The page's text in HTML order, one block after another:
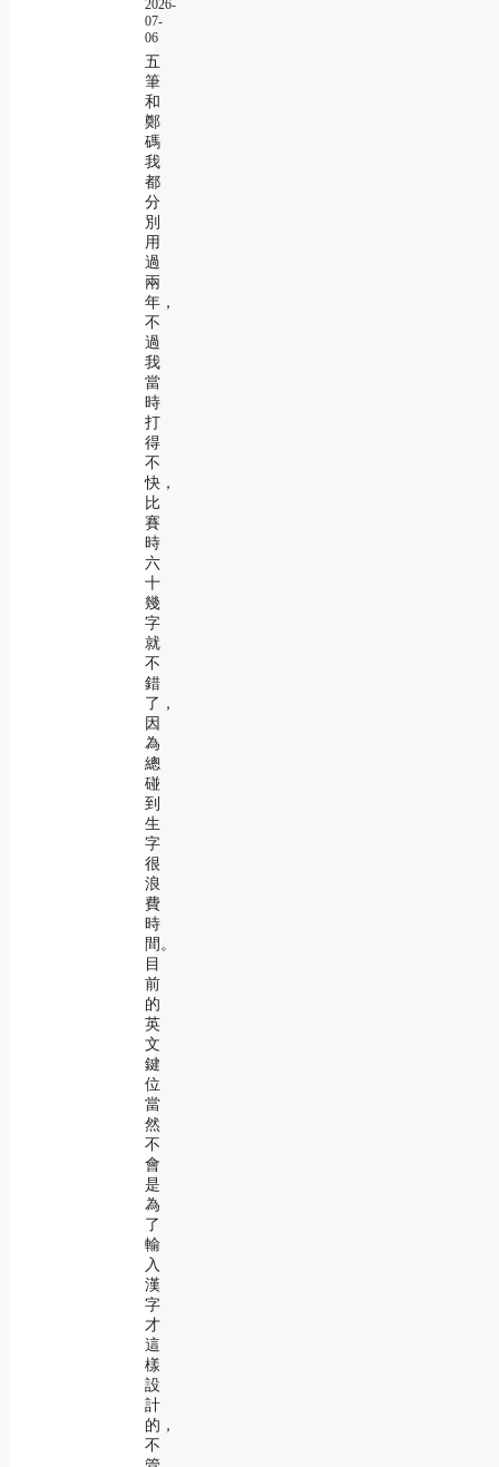
2026-
07-
06
五
筆
和
鄭
碼
我
都
分
別
用
過
兩
年，
不
過
我
當
時
打
得
不
快，
比
賽
時
六
十
幾
字
就
不
錯
了，
因
為
總
碰
到
生
字
很
浪
費
時
間。
目
前
的
英
文
鍵
位
當
然
不
會
是
為
了
輸
入
漢
字
才
這
樣
設
計
的，
不